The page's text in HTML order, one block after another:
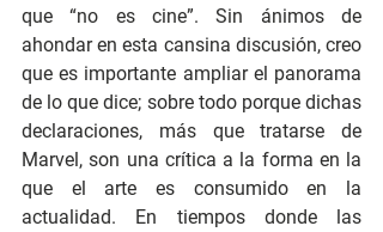
que “no es cine”. Sin ánimos de
ahondar en esta cansina discusión, creo
que es importante ampliar el panorama
de lo que dice; sobre todo porque dichas
declaraciones, más que tratarse de
Marvel, son una crítica a la forma en la
que el arte es consumido en la
actualidad. En tiempos donde las